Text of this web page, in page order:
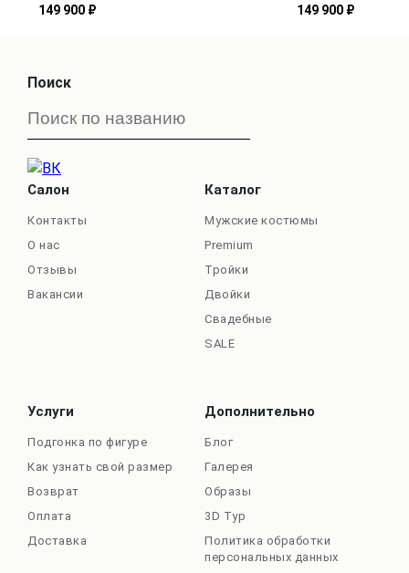
149 900 ₽
149 900 ₽
Поиск
Салон
Контакты
О нас
Отзывы
Вакансии
Каталог
Мужские костюмы
Premium
Тройки
Двойки
Свадебные
SALE
Услуги
Подгонка по фигуре
Как узнать свой размер
Возврат
Оплата
Доставка
Дополнительно
Блог
Галерея
Образы
3D Тур
Политика обработки
персональных данных